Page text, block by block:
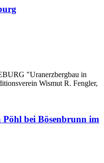
"Uranerzbergbau in
Wismut R. Fengler,
bei Bösenbrunn im